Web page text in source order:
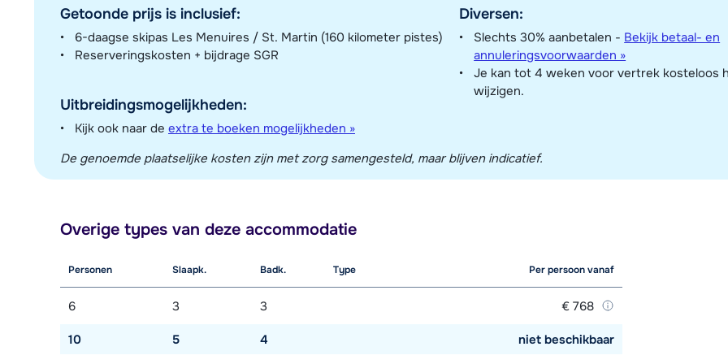
Getoonde prijs is inclusief:
6-daagse skipas Les Menuires / St. Martin (160 kilometer pistes)
Reserveringskosten + bijdrage SGR
Uitbreidingsmogelijkheden:
Kijk ook naar de extra te boeken mogelijkheden »
Diversen:
Slechts 30% aanbetalen - Bekijk betaal- en
annuleringsvoorwaarden »
Je kan tot 4 weken voor vertrek kosteloos
wijzigen.
De genoemde plaatselijke kosten zijn met zorg samengesteld, maar blijven indicatief.
Overige types van deze accommodatie
Personen Slaapk. Badk. Type Per persoon vanaf
6 3 3 € 768
10 5 4 niet beschikbaar